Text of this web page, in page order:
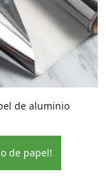
de aluminio
de papel!